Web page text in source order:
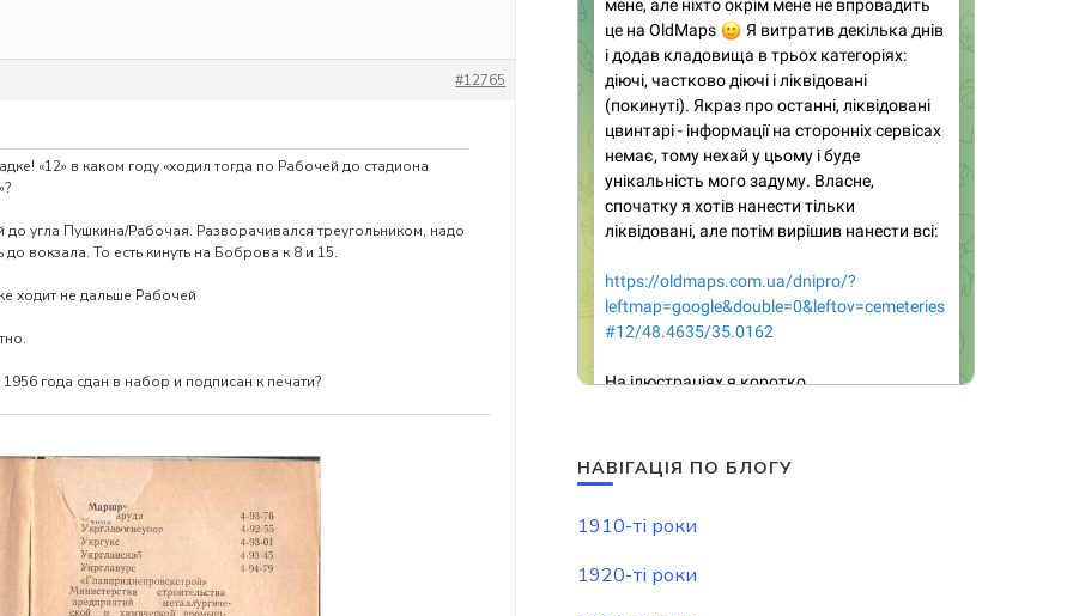
#12765
«12» в каком году «ходил тогда по Рабочей до стадиона
угла Пушкина/Рабочая. Разворачивался треугольником, надо
вокзала. То есть кинуть на Боброва к 8 и 15.
ходит не дальше Рабочей
года сдан в набор и подписан к печати?
НАВІГАЦІЯ ПО БЛОГУ
1910-ті роки
1920-ті роки